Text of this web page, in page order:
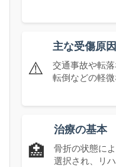
⚠️
主な受傷原因
交通事故や転
転倒などの軽
🏥
治療の基本
骨折の状態に
選択され、リ